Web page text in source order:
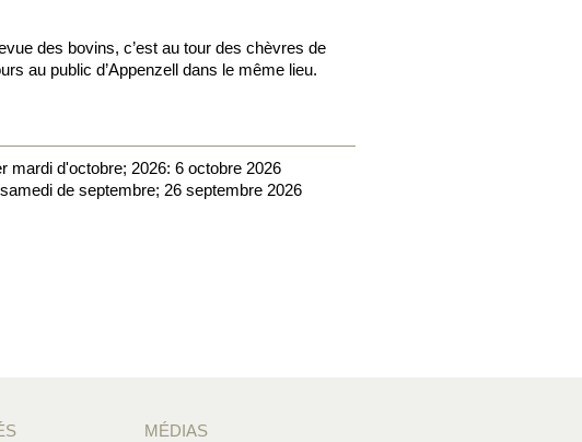
des bovins, c’est au tour des chèvres de
au public d’Appenzell dans le même lieu.
mardi d'octobre; 2026: 6 octobre 2026
de septembre; 26 septembre 2026
MÉDIAS